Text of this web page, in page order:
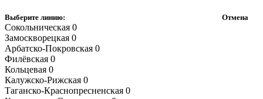
Выберите линию: Отмена
Сокольническая 0
Замоскворецкая 0
Арбатско-Покровская 0
Филёвская 0
Кольцевая 0
Калужско-Рижская 0
Таганско-Краснопресненская 0